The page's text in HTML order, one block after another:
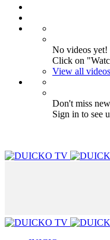
No videos yet!
Click on
View all videos
Don't miss
Sign in to see